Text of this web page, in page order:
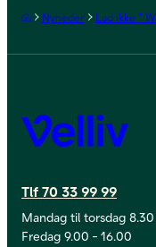
Forside
Nyheder Lad ikke “
Velliv
Tlf 70 33 99 99
Mandag til torsdag
Fredag 9.00 - 16.00